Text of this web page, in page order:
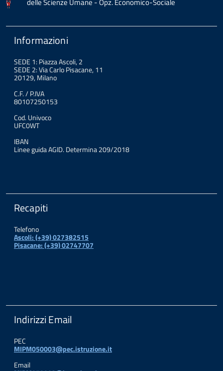
delle Scienze Umane - Opz. Economico-Sociale
Informazioni
SEDE 1: Piazza Ascoli, 2
SEDE 2: Via Carlo Pisacane, 11
20129, Milano
C.F. / P.IVA
80107250153
Cod. Univoco
UFC0WT
IBAN
Linee guida AGID. Determina 209/2018
Recapiti
Telefono
Ascoli: (+39) 027382515
Pisacane: (+39) 02747707
Indirizzi Email
PEC
MIPM050003@pec.istruzione.it
Email